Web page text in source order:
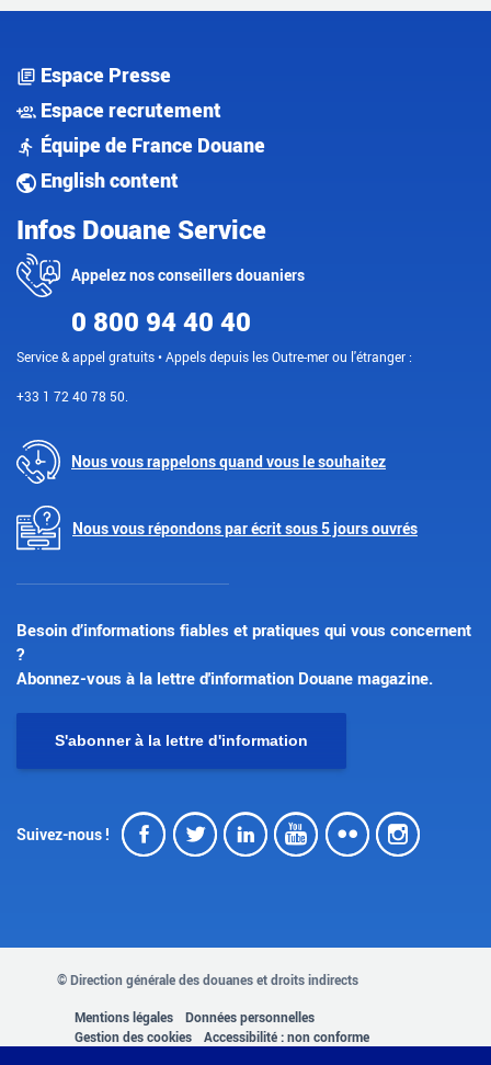
Espace Presse
Espace recrutement
Équipe de France Douane
English content
Infos Douane Service
Appelez nos conseillers douaniers
0 800 94 40 40
Service & appel gratuits • Appels depuis les Outre-mer ou l'étranger :
+33 1 72 40 78 50.
Nous vous rappelons quand vous le souhaitez
Nous vous répondons par écrit sous 5 jours ouvrés
Besoin d’informations fiables et pratiques qui vous concernent
?
Abonnez-vous à la lettre d'information Douane magazine.
S'abonner à la lettre d'information
Suivez-nous ! Facebook
Twitter
LinkedIn
Youtube
Flickr
© Direction générale des douanes et droits indirects
MENU
Mentions légales
Données personnelles
Gestion des cookies
Accessibilité : non conforme